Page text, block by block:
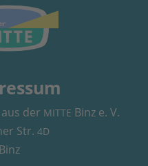
der MITTE Binz e. V.
Str. 4D